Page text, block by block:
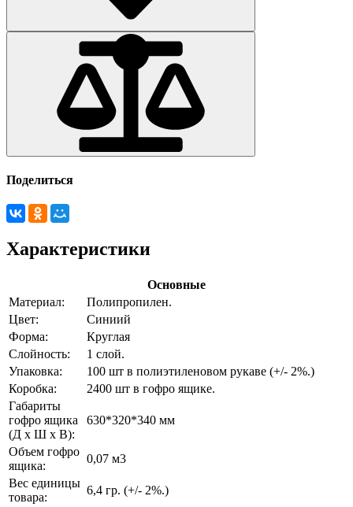
Поделиться
Характеристики
Основные
Материал:
Полипропилен.
Цвет:
Синиий
Форма:
Круглая
Слойность:
1 слой.
Упаковка:
100 шт в полиэтиленовом рукаве (+/- 2%.)
Коробка:
2400 шт в гофро ящике.
Габариты
гофро ящика
(Д х Ш х В):
630*320*340 мм
Объем гофро
ящика:
0,07 м3
Вес единицы
товара:
6,4 гр. (+/- 2%.)